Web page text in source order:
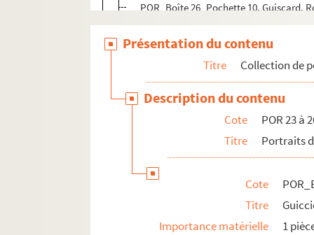
POR_Boîte 26_Pochette 10. Guiscard,
POR_Boîte 26_Pochette 11. Guise,
POR_Boîte 26_Pochette 12. Guise,
POR_Boîte 26_Pochette 13. Guise,
POR_Boîte 26_Pochette 14. Guise,
POR_Boîte 26_Pochette 15. Guise,
POR_Boîte 26_Pochette 16. Guizot,
POR_Boîte 26_Pochette 17. Guizot,
POR_Boîte 26_Pochette 18. Gulliver, L.
POR_Boîte 26_Pochette 19.
POR_Boîte 26_Pochette 20. Gunfrid
Présentation du contenu
Titre Collection de
Description du contenu
Cote
POR 23 à
Titre
Portraits
Cote
Titre
Importance matérielle
1